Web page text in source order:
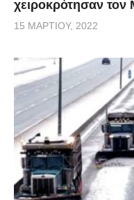
χειροκρότησαν
15 ΜΑΡΤΊΟΥ, 2022